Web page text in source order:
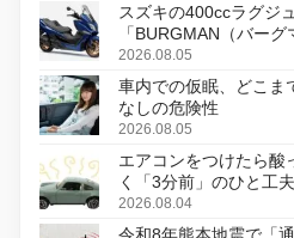
スズキの400ccラグジ
「BURGMAN（バー
変更し、8月18日に発売
2026.08.05
車内での仮眠、どこま
なしの危険性
2026.08.05
エアコンをつけたら
く「3分前」のひと工
2026.08.04